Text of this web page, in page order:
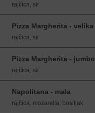
rajčica, sir
Pizza Margherita - velika
rajčica, sir
Pizza Margherita - jumbo
rajčica, sir
Napolitana - mala
rajčica, mozarella, bosiljak